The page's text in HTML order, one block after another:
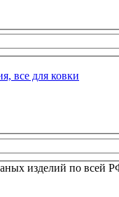
изделий по всей